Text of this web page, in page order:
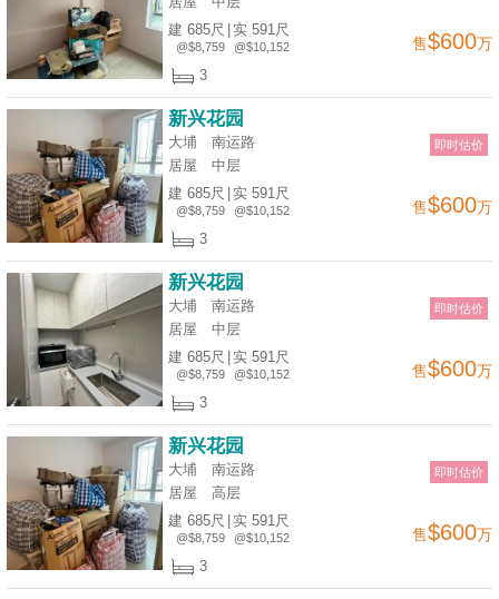
建 685尺
@$8,759
实 591尺
@$10,152 售$600万
3
即时估价
新兴花园
大埔 南运路
居屋
中层
建 685尺
@$8,759
实 591尺
@$10,152 售$600万
3
即时估价
新兴花园
大埔 南运路
居屋
中层
建 685尺
@$8,759
实 591尺
@$10,152 售$600万
3
即时估价
新兴花园
大埔 南运路
居屋
高层
建 685尺
@$8,759
实 591尺
@$10,152 售$600万
3